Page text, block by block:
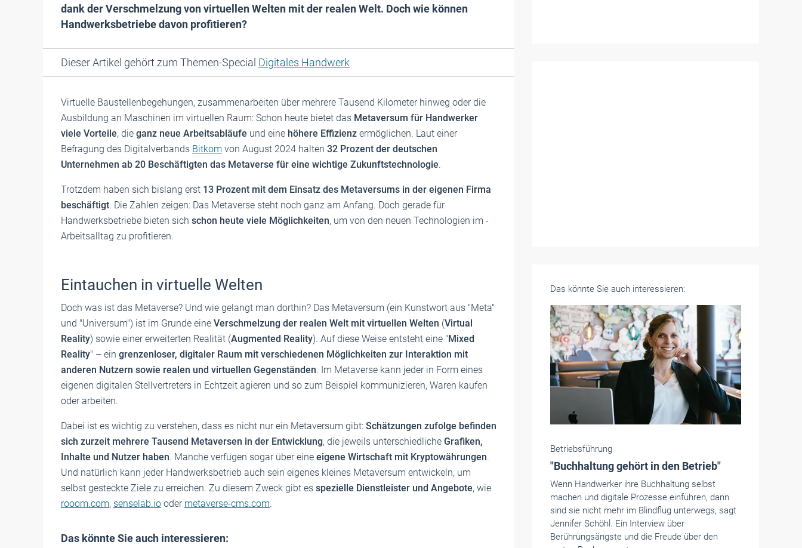
dank der Verschmelzung von virtuellen Welten mit der ­realen Welt. Doch wie können
Handwerksbetriebe davon profitieren?
Dieser Artikel gehört zum Themen-Special Digitales Handwerk
Virtuelle Baustellenbegehungen, zusammenarbeiten über mehrere Tausend Kilometer hinweg oder die
Ausbildung an Maschinen im virtuellen Raum: Schon heute bietet das Metaversum für Handwerker
viele Vorteile, die ganz neue Arbeits­abläufe und eine höhere Effizienz ermöglichen. Laut einer
Befragung des Digitalverbands Bitkom von August 2024 halten 32 Prozent der deutschen
Unternehmen ab 20 Beschäftigten das Metaverse für eine wichtige Zukunftstechnologie.
Trotzdem haben sich bislang erst 13 Prozent mit dem Einsatz des Metaversums in der eigenen Firma
beschäftigt. Die Zahlen zeigen: Das Metaverse steht noch ganz am Anfang. Doch gerade für
Handwerksbetriebe bieten sich schon heute viele Möglichkeiten, um von den neuen Technologien im ­
Arbeitsalltag zu profitieren.
Eintauchen in virtuelle Welten
Doch was ist das Metaverse? Und wie gelangt man dorthin? Das Metaversum (ein Kunstwort aus "Meta"
und "Universum") ist im Grunde eine Verschmelzung der realen Welt mit virtuellen Welten (Virtual
Reality) sowie einer erweiterten Realität (Augmented Reality). Auf diese Weise entsteht eine "Mixed
Reality" – ein grenzenloser, digitaler Raum mit verschiedenen Möglichkeiten zur Interaktion mit
anderen Nutzern sowie realen und virtuellen Gegenständen. Im Metaverse kann jeder in Form eines
eigenen digitalen Stell­vertreters in Echtzeit agieren und so zum Beispiel kommunizieren, Waren kaufen
oder arbeiten.
Dabei ist es wichtig zu verstehen, dass es nicht nur ein Metaversum gibt: Schätzungen zufolge befinden
sich zurzeit mehrere Tausend Metaversen in der Entwicklung, die jeweils unterschiedliche Grafiken,
Inhalte und Nutzer haben. Manche verfügen sogar über eine eigene Wirtschaft mit Kryptowährungen.
Und natürlich kann jeder Handwerksbetrieb auch sein eigenes kleines Metaversum entwickeln, um
selbst gesteckte Ziele zu erreichen. Zu diesem Zweck gibt es spezielle Dienstleister und Angebote, wie
rooom.com, senselab.io oder metaverse-cms.com.
Das könnte Sie auch interessieren:
Das könnte Sie auch interessieren:
Handwerkspolitik
Krankenversicherung: "Sparmaßnahme
könnte zum Bumerang werden"
WvD fordert Streichung der geplanten
pauschalen Kürzung der Hilfsmittelvergütung.
Die Sparmaßnahme drohe, die Ausgaben der
Sozialversicherungen langfristig zu erhöhen.